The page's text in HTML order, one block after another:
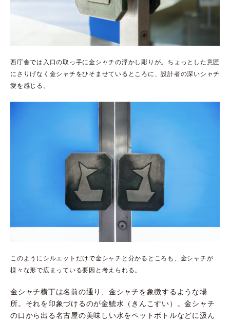
西庁舎では入口の取っ手に金シャチの浮かし彫りが。ちょっとした意匠
にさりげなく金シャチをひそませているところに、設計者の深いシャチ
愛を感じる。
このようにシルエットだけで金シャチと分かるところも、金シャチが
様々な形で広まっている要因と考えられる。
金シャチ横丁は名前の通り、金シャチを象徴するような場
所。それを印象づけるのが金鯱水（きんこすい）。金シャチ
の口から出る名古屋の美味しい水をペットボトルなどに汲ん